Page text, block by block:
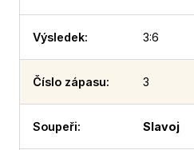
3:6
3
Slavoj